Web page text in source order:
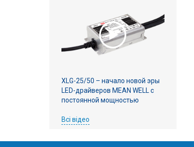
XLG-25/50 – начало новой эры
LED-драйверов MEAN WELL с
постоянной мощностью
Всі відео